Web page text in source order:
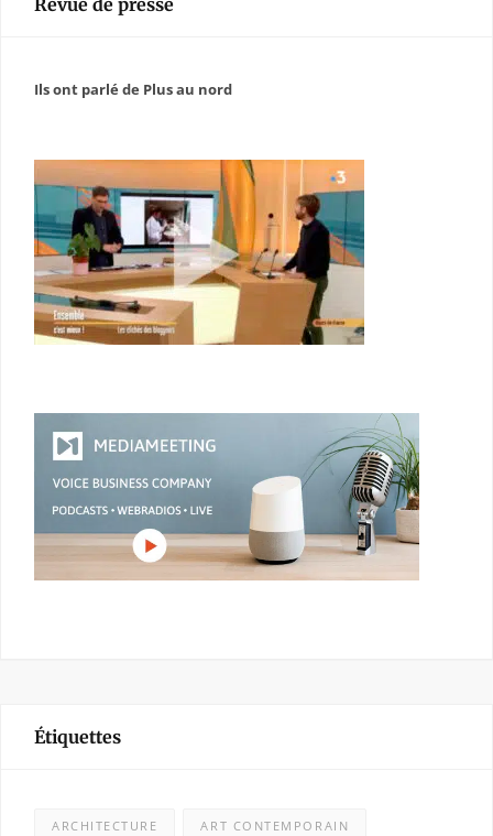
Revue de presse
Ils ont parlé de Plus au nord
Étiquettes
ARCHITECTURE ART CONTEMPORAIN